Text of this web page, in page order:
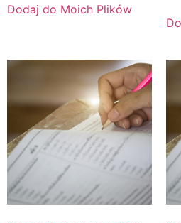
Dodaj do Moich Plików